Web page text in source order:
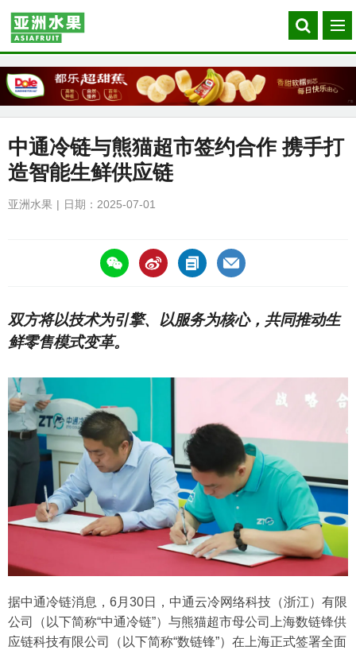
Search
our
菜
单
中通冷链与熊猫超市签约合作 携手打
造智能生鲜供应链
亚洲水果 日期：2025-07-01
https://asiafruitchina.net/30162.html
双方将以技术为引擎、以服务为核心，共同推动生
鲜零售模式变革。
据中通冷链消息，6月30日，中通云冷网络科技（浙江）有限
公司（以下简称“中通冷链”）与熊猫超市母公司上海数链锋供
应链科技有限公司（以下简称“数链锋”）在上海正式签署全面